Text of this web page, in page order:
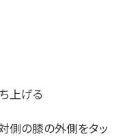
上げる
側の膝の外側をタッ